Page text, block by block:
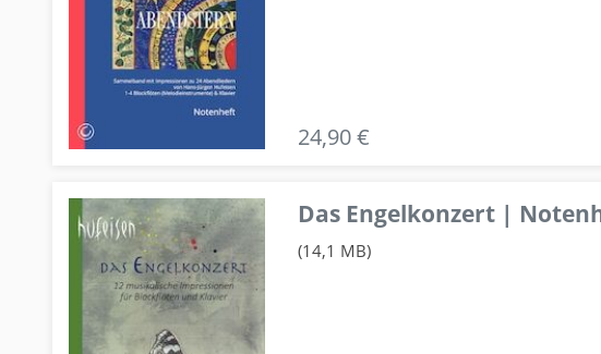
24,90 €
Das Engelkonzert |
(14,1 MB)